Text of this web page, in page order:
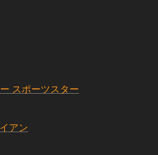
スポーツスター
アン